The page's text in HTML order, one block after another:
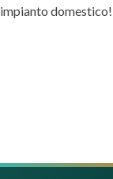
impianto domestico!